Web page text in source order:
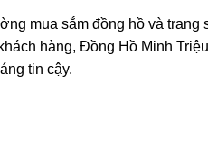
mua sắm đồng hồ và trang
hàng, Đồng Hồ Minh
tin cậy.